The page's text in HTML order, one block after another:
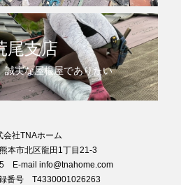
尾支店
誠実な屋根屋でありたい
会社TNAホーム
本市北区龍田1丁目21-3
E-mail info@tnahome.com
番号 T4330001026263